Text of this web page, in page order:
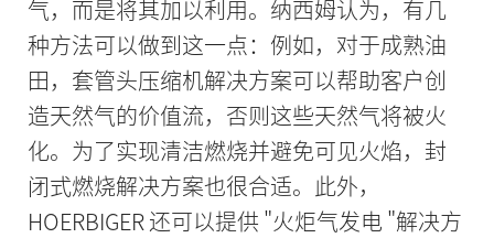
气，而是将其加以利用。纳西姆认为，有几
种方法可以做到这一点：例如，对于成熟油
田，套管头压缩机解决方案可以帮助客户创
造天然气的价值流，否则这些天然气将被火
化。为了实现清洁燃烧并避免可见火焰，封
闭式燃烧解决方案也很合适。此外，
HOERBIGER 还可以提供 "火炬气发电 "解决方